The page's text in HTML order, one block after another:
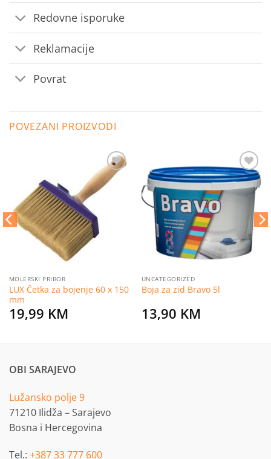
Redovne isporuke
Reklamacije
Povrat
POVEZANI PROIZVODI
Dodaj
MOLERSKI PRIBOR
LUX Četka za bojenje 60 x 150
mm
19,99 KM
Dodaj
na
UNCATEGORIZED
Boja za zid Bravo 5l
13,90 KM
OBI SARAJEVO
Lužansko polje 9
71210 Ilidža – Sarajevo
Bosna i Hercegovina
Tel.: +387 33 777 600